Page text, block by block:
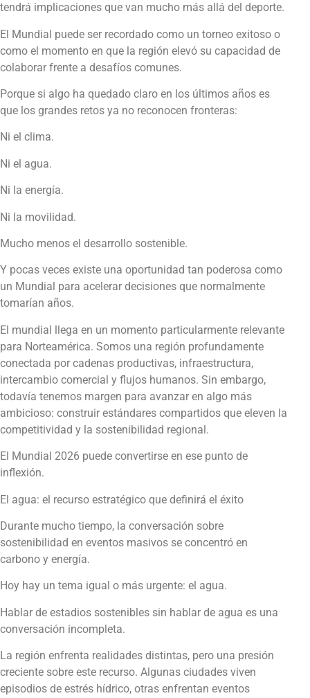
tendrá implicaciones que van mucho más allá del deporte.
El Mundial puede ser recordado como un torneo exitoso o
como el momento en que la región elevó su capacidad de
colaborar frente a desafíos comunes.
Porque si algo ha quedado claro en los últimos años es
que los grandes retos ya no reconocen fronteras:
Ni el clima.
Ni el agua.
Ni la energía.
Ni la movilidad.
Mucho menos el desarrollo sostenible.
Y pocas veces existe una oportunidad tan poderosa como
un Mundial para acelerar decisiones que normalmente
tomarían años.
El mundial llega en un momento particularmente relevante
para Norteamérica. Somos una región profundamente
conectada por cadenas productivas, infraestructura,
intercambio comercial y flujos humanos. Sin embargo,
todavía tenemos margen para avanzar en algo más
ambicioso: construir estándares compartidos que eleven la
competitividad y la sostenibilidad regional.
El Mundial 2026 puede convertirse en ese punto de
inflexión.
El agua: el recurso estratégico que definirá el éxito
Durante mucho tiempo, la conversación sobre
sostenibilidad en eventos masivos se concentró en
carbono y energía.
Hoy hay un tema igual o más urgente: el agua.
Hablar de estadios sostenibles sin hablar de agua es una
conversación incompleta.
La región enfrenta realidades distintas, pero una presión
creciente sobre este recurso. Algunas ciudades viven
episodios de estrés hídrico, otras enfrentan eventos